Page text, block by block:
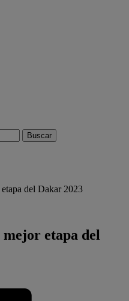
del Dakar 2023
etapa del